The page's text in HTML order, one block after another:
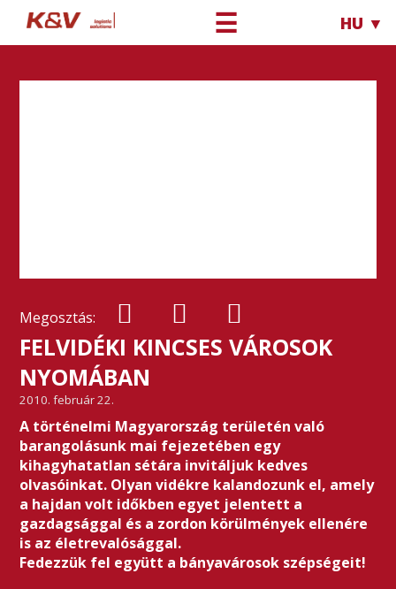
☰ HU ▼
Megosztás:
FELVIDÉKI KINCSES VÁROSOK
NYOMÁBAN
2010. február 22.
A történelmi Magyarország területén való
barangolásunk mai fejezetében egy
kihagyhatatlan sétára invitáljuk kedves
olvasóinkat. Olyan vidékre kalandozunk el, amely
a hajdan volt időkben egyet jelentett a
gazdagsággal és a zordon körülmények ellenére
is az életrevalósággal.
Fedezzük fel együtt a bányavárosok szépségeit!